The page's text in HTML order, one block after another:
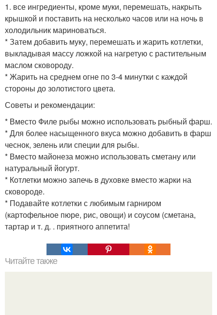
1. все ингредиенты, кроме муки, перемешать, накрыть
крышкой и поставить на несколько часов или на ночь в
холодильник мариноваться.
* Затем добавить муку, перемешать и жарить котлетки,
выкладывая массу ложкой на нагретую с растительным
маслом сковороду.
* Жарить на среднем огне по 3-4 минутки с каждой
стороны до золотистого цвета.
Советы и рекомендации:
* Вместо Филе рыбы можно использовать рыбный фарш.
* Для более насыщенного вкуса можно добавить в фарш
чеснок, зелень или специи для рыбы.
* Вместо майонеза можно использовать сметану или
натуральный йогурт.
* Котлетки можно запечь в духовке вместо жарки на
сковороде.
* Подавайте котлетки с любимым гарниром
(картофельное пюре, рис, овощи) и соусом (сметана,
тартар и т. д. . приятного аппетита!
Читайте также